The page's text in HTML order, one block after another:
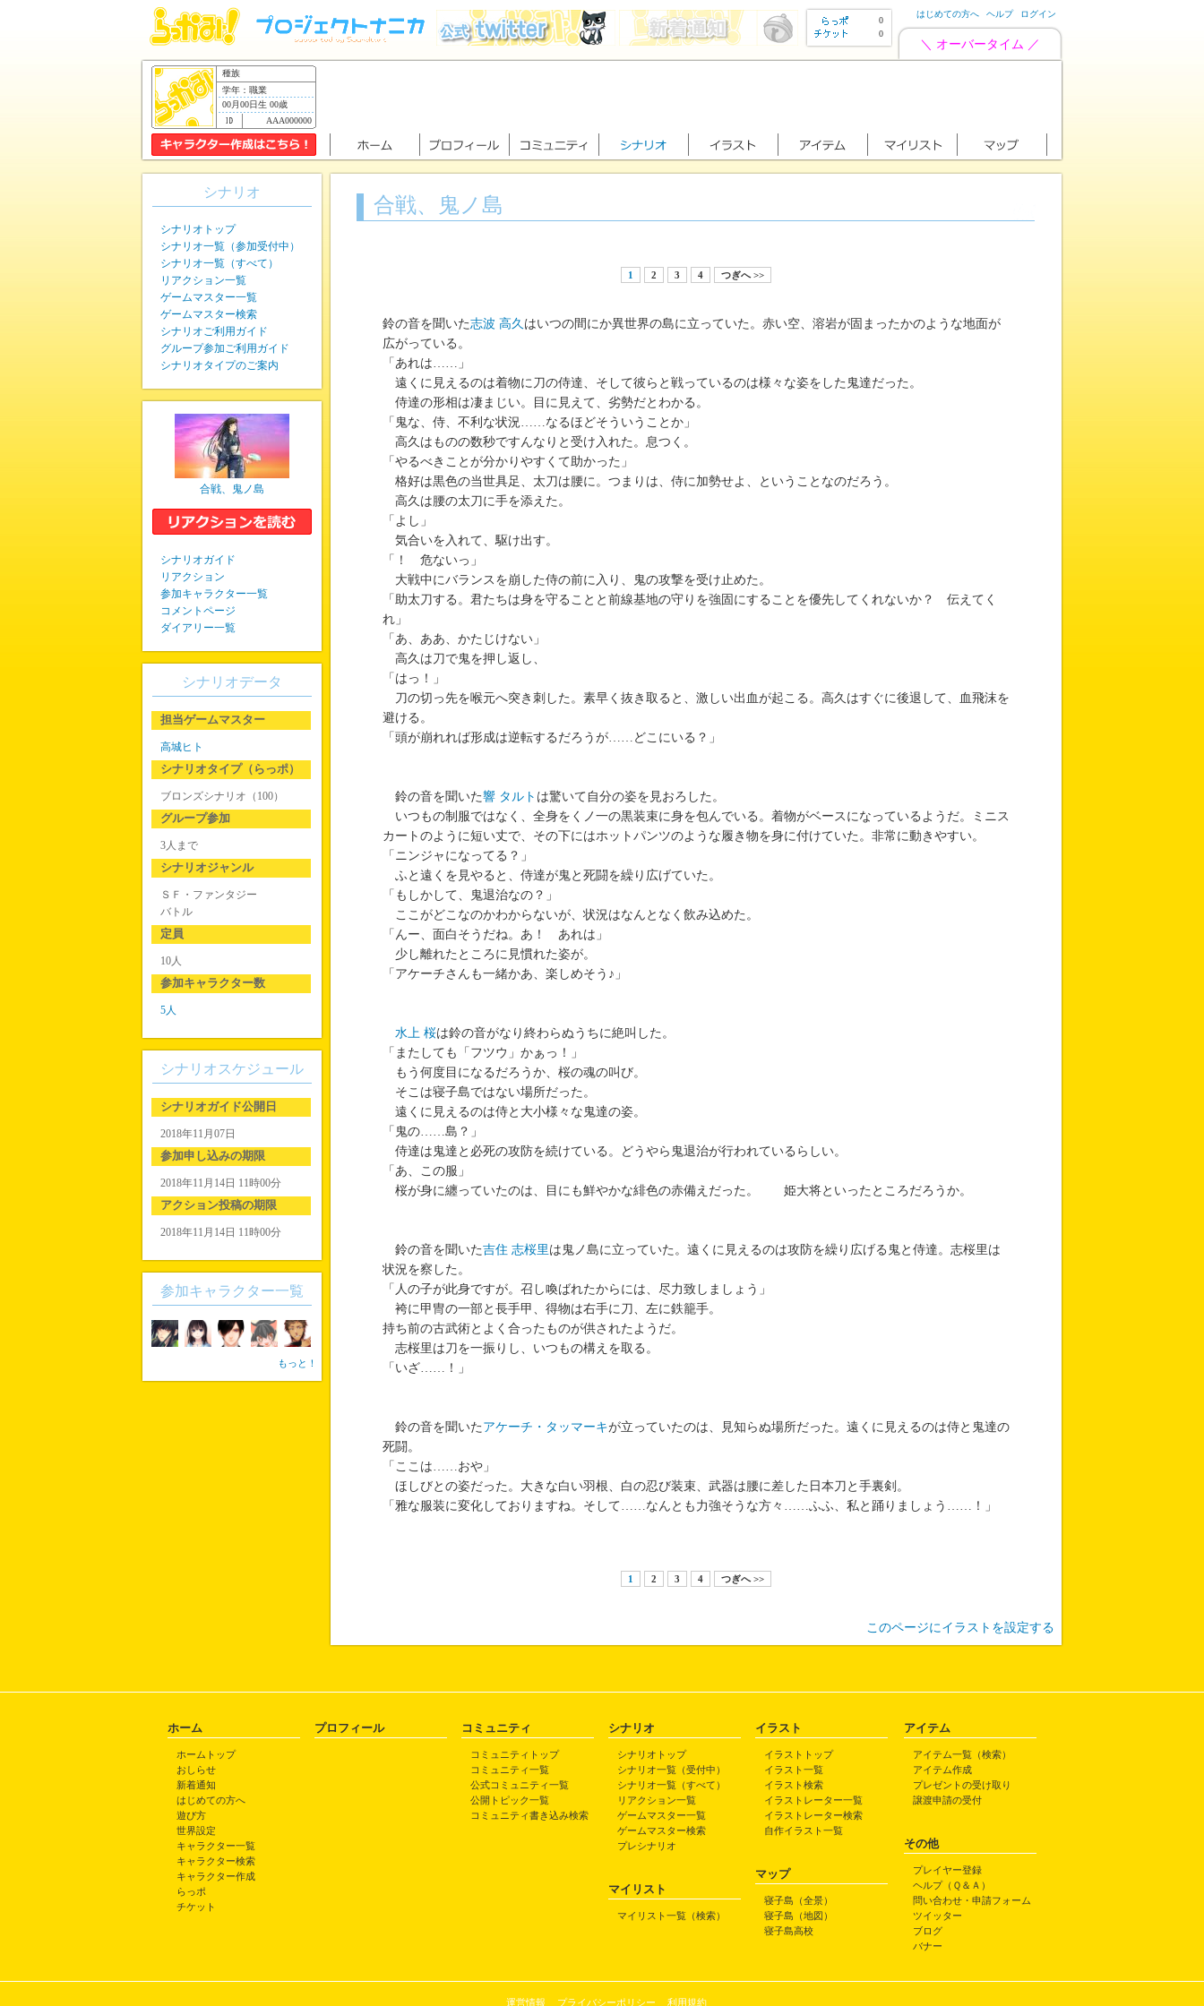
0
0
はじめての方へ ヘルプ ログイン
＼ オーバータイム ／
種族
学年：職業
00月00日生 00歳
AAA000000
合戦、鬼ノ島
1 2 3 4 つぎへ >>
鈴の音を聞いた志波 高久 はいつの間にか異世界の島に立っていた。赤い空、溶岩が固まったかのような地面が
広がっている。
「あれは……」
遠くに見えるのは着物に刀の侍達、そして彼らと戦っているのは様々な姿をした鬼達だった。
侍達の形相は凄まじい。目に見えて、劣勢だとわかる。
「鬼な、侍、不利な状況……なるほどそういうことか」
高久はものの数秒ですんなりと受け入れた。息つく。
「やるべきことが分かりやすくて助かった」
格好は黒色の当世具足、太刀は腰に。つまりは、侍に加勢せよ、ということなのだろう。
高久は腰の太刀に手を添えた。
「よし」
気合いを入れて、駆け出す。
「！ 危ないっ」
大戦中にバランスを崩した侍の前に入り、鬼の攻撃を受け止めた。
「助太刀する。君たちは身を守ることと前線基地の守りを強固にすることを優先してくれないか？ 伝えてく
れ」
「あ、ああ、かたじけない」
高久は刀で鬼を押し返し、
「はっ！」
刀の切っ先を喉元へ突き刺した。素早く抜き取ると、激しい出血が起こる。高久はすぐに後退して、血飛沫を
避ける。
「頭が崩れれば形成は逆転するだろうが……どこにいる？」
鈴の音を聞いた響 タルト は驚いて自分の姿を見おろした。
いつもの制服ではなく、全身をくノ一の黒装束に身を包んでいる。着物がベースになっているようだ。ミニス
カートのように短い丈で、その下にはホットパンツのような履き物を身に付けていた。非常に動きやすい。
「ニンジャになってる？」
ふと遠くを見やると、侍達が鬼と死闘を繰り広げていた。
「もしかして、鬼退治なの？」
ここがどこなのかわからないが、状況はなんとなく飲み込めた。
「んー、面白そうだね。あ！ あれは」
少し離れたところに見慣れた姿が。
「アケーチさんも一緒かあ、楽しめそう♪」
水上 桜は鈴の音がなり終わらぬうちに絶叫した。
「またしても「フツウ」かぁっ！」
もう何度目になるだろうか、桜の魂の叫び。
そこは寝子島ではない場所だった。
遠くに見えるのは侍と大小様々な鬼達の姿。
「鬼の……島？」
侍達は鬼達と必死の攻防を続けている。どうやら鬼退治が行われているらしい。
「あ、この服」
桜が身に纏っていたのは、目にも鮮やかな緋色の赤備えだった。 姫大将といったところだろうか。
鈴の音を聞いた吉住 志桜里 は鬼ノ島に立っていた。遠くに見えるのは攻防を繰り広げる鬼と侍達。志桜里は
状況を察した。
「人の子が此身ですが。召し喚ばれたからには、尽力致しましょう」
袴に甲冑の一部と長手甲、得物は右手に刀、左に鉄籠手。
持ち前の古武術とよく合ったものが供されたようだ。
志桜里は刀を一振りし、いつもの構えを取る。
「いざ……！」
鈴の音を聞いた アケーチ・タッマーキが立っていたのは、見知らぬ場所だった。遠くに見えるのは侍と鬼達の
死闘。
「ここは……おや」
ほしびとの姿だった。大きな白い羽根、白の忍び装束、武器は腰に差した日本刀と手裏剣。
「雅な服装に変化しておりますね。そして……なんとも力強そうな方々……ふふ、私と踊りましょう……！」
1 2 3 4 つぎへ >>
このページにイラストを設定する
シナリオ
シナリオトップ
シナリオ一覧（参加受付中）
シナリオ一覧（すべて）
リアクション一覧
ゲームマスター一覧
ゲームマスター検索
シナリオご利用ガイド
グループ参加ご利用ガイド
シナリオタイプのご案内
合戦、鬼ノ島
シナリオガイド
リアクション
参加キャラクター一覧
コメントページ
ダイアリー一覧
シナリオデータ
担当ゲームマスター
高城ヒト
シナリオタイプ（らっポ）
ブロンズシナリオ（100）
グループ参加
3人まで
シナリオジャンル
ＳＦ・ファンタジー
バトル
定員
10人
参加キャラクター数
5人
シナリオスケジュール
シナリオガイド公開日
2018年11月07日
参加申し込みの期限
2018年11月14日 11時00分
アクション投稿の期限
2018年11月14日 11時00分
参加キャラクター一覧
もっと！
ホーム
ホームトップ
おしらせ
新着通知
はじめての方へ
遊び方
世界設定
キャラクター一覧
キャラクター検索
キャラクター作成
らっポ
チケット
プロフィール コミュニティ
コミュニティトップ
コミュニティ一覧
公式コミュニティ一覧
公開トピック一覧
コミュニティ書き込み検索
シナリオ
シナリオトップ
シナリオ一覧（受付中）
シナリオ一覧（すべて）
リアクション一覧
ゲームマスター一覧
ゲームマスター検索
プレシナリオ
マイリスト
マイリスト一覧（検索）
イラスト
イラストトップ
イラスト一覧
イラスト検索
イラストレーター一覧
イラストレーター検索
自作イラスト一覧
マップ
寝子島（全景）
寝子島（地図）
寝子島高校
アイテム
アイテム一覧（検索）
アイテム作成
プレゼントの受け取り
譲渡申請の受付
その他
プレイヤー登録
ヘルプ（Ｑ＆Ａ）
問い合わせ・申請フォーム
ツイッター
ブログ
バナー
運営情報 プライバシーポリシー 利用規約